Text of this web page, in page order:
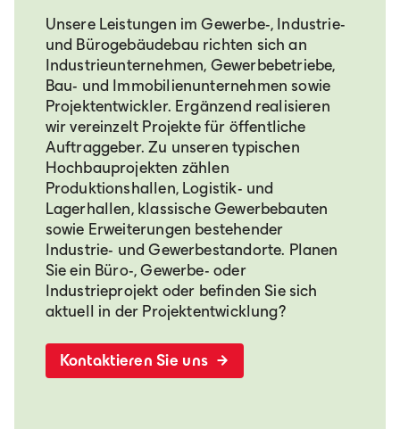
Unsere Leistungen im Gewerbe-, Industrie-
und Bürogebäudebau richten sich an
Industrieunternehmen, Gewerbebetriebe,
Bau- und Immobilienunternehmen sowie
Projektentwickler. Ergänzend realisieren
wir vereinzelt Projekte für öffentliche
Auftraggeber. Zu unseren typischen
Hochbauprojekten zählen
Produktionshallen, Logistik- und
Lagerhallen, klassische Gewerbebauten
sowie Erweiterungen bestehender
Industrie- und Gewerbestandorte. Planen
Sie ein Büro-, Gewerbe- oder
Industrieprojekt oder befinden Sie sich
aktuell in der Projektentwicklung?
Kontaktieren Sie uns